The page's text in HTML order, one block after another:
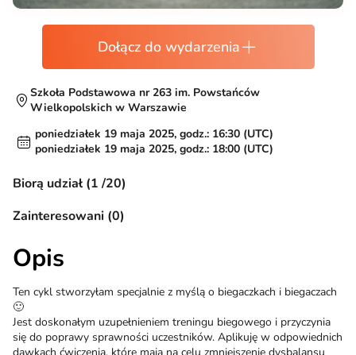
Dołącz do wydarzenia
Szkoła Podstawowa nr 263 im. Powstańców
Wielkopolskich w Warszawie
poniedziałek 19 maja 2025, godz.: 16:30 (UTC)
poniedziałek 19 maja 2025, godz.: 18:00 (UTC)
Biorą udział (1 /20)
Zainteresowani (0)
Opis
Ten cykl stworzyłam specjalnie z myślą o biegaczkach i biegaczach
🙂
Jest doskonałym uzupełnieniem treningu biegowego i przyczynia
się do poprawy sprawności uczestników. Aplikuję w odpowiednich